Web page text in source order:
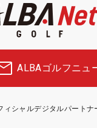
ALBAゴルフニュ
シャルデジタルパートナ